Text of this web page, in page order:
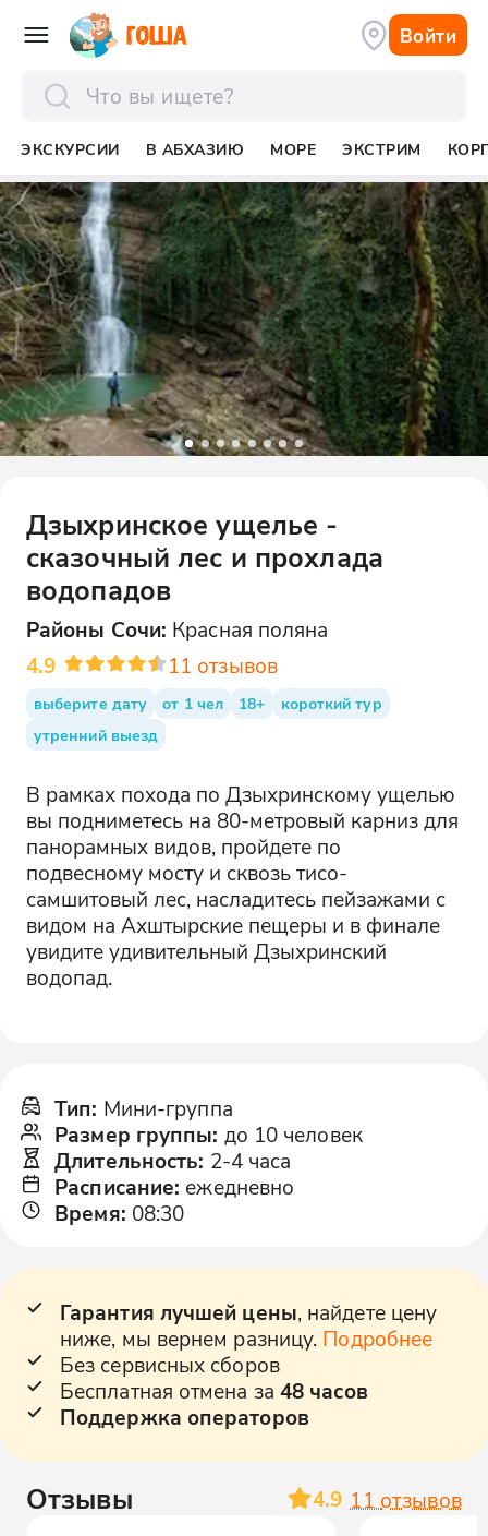
Войти
ЭКСКУРСИИ В АБХАЗИЮ МОРЕ ЭКСТРИМ
Дзыхринское ущелье -
сказочный лес и прохлада
водопадов
Районы Сочи: Красная поляна
4.9
11 отзывов
выберите дату от 1 чел 18+
короткий тур
утренний выезд
В рамках похода по Дзыхринскому ущелью
вы подниметесь на 80-метровый карниз для
панорамных видов, пройдете по
подвесному мосту и сквозь тисо-
самшитовый лес, насладитесь пейзажами с
видом на Ахштырские пещеры и в финале
увидите удивительный Дзыхринский
водопад.
Тип: Мини-группа
Размер группы: до 10 человек
Длительность: 2-4 часа
Расписание: ежедневно
Время: 08:30
Гарантия лучшей цены, найдете цену
ниже, мы вернем разницу. Подробнее
Без сервисных сборов
Бесплатная отмена за 48 часов
Поддержка операторов
Отзывы 4.9 11 отзывов